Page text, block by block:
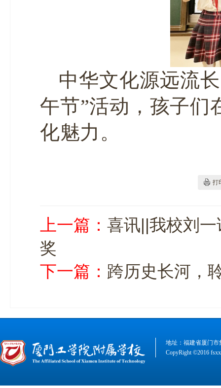
中华文化源远流
午节”活动，孩子们
化魅力。
打
上一篇： 喜讯||我校刘一
奖
下一篇： 跨历史长河，
地址：福建省厦门市
CopyRight ©2016